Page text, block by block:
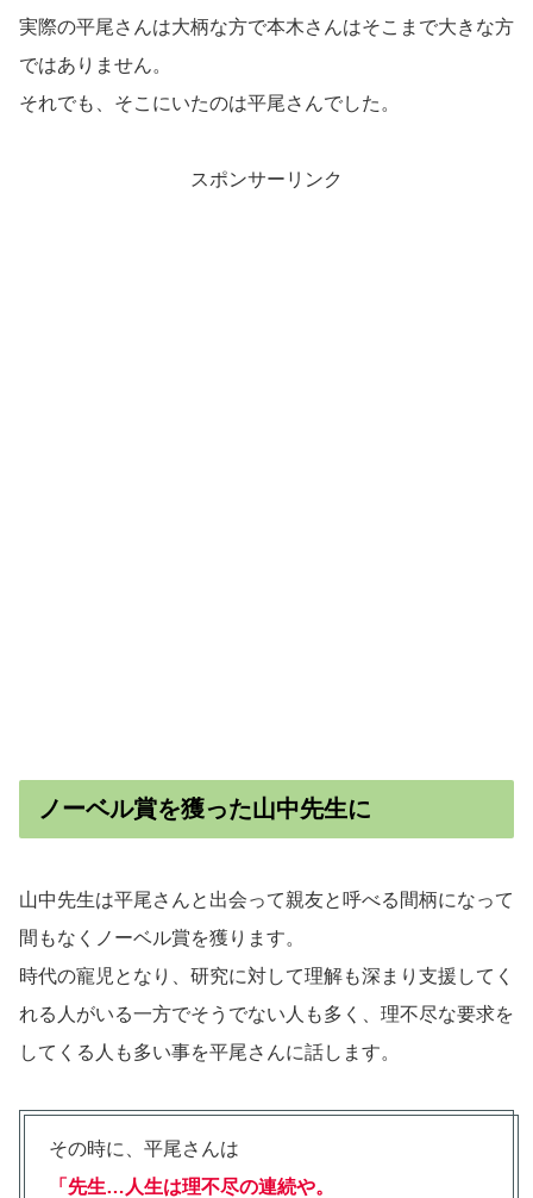
実際の平尾さんは大柄な方で本木さんはそこまで大きな方
ではありません。
それでも、そこにいたのは平尾さんでした。
スポンサーリンク
ノーベル賞を獲った山中先生に
山中先生は平尾さんと出会って親友と呼べる間柄になって
間もなくノーベル賞を獲ります。
時代の寵児となり、研究に対して理解も深まり支援してく
れる人がいる一方でそうでない人も多く、理不尽な要求を
してくる人も多い事を平尾さんに話します。
その時に、平尾さんは
「先生…人生は理不尽の連続や。